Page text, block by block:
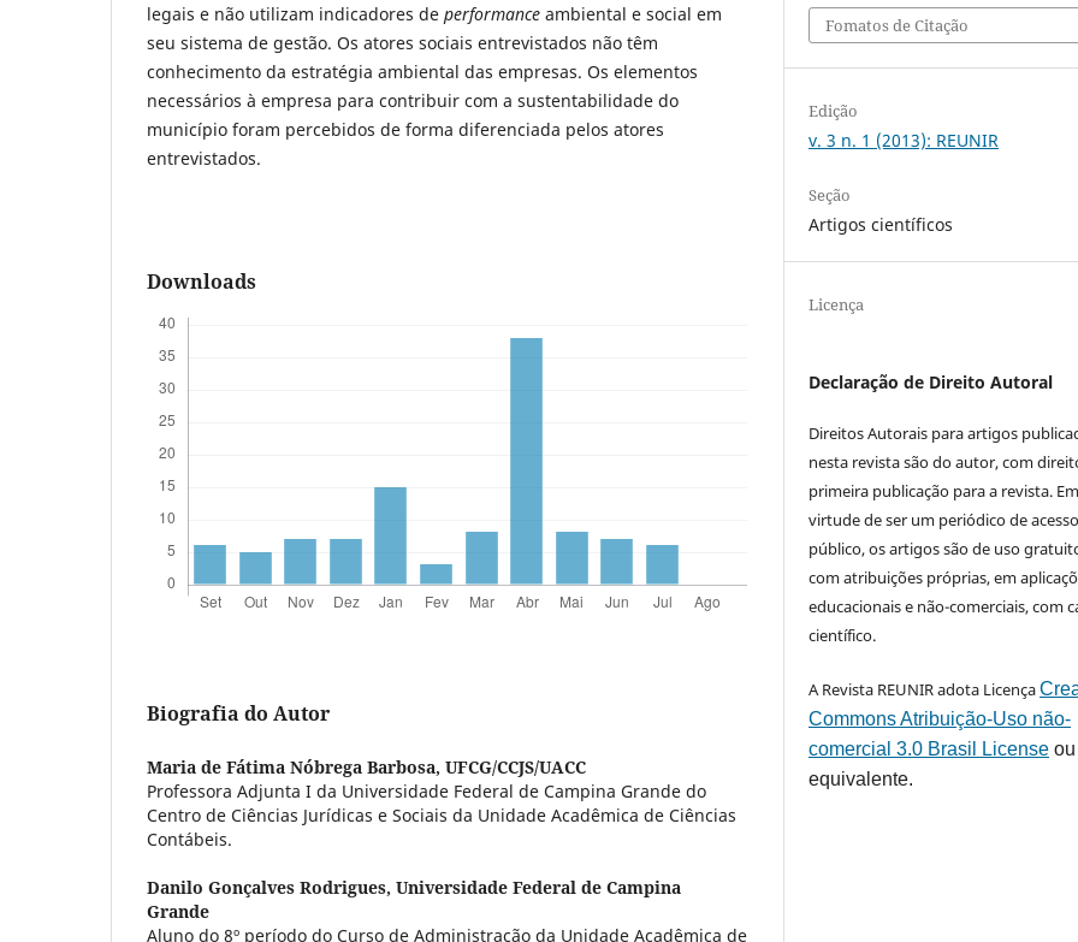
legais e não utilizam indicadores de performance ambiental e social em
seu sistema de gestão. Os atores sociais entrevistados não têm
conhecimento da estratégia ambiental das empresas. Os elementos
necessários à empresa para contribuir com a sustentabilidade do
município foram percebidos de forma diferenciada pelos atores
entrevistados.
Downloads
Biografia do Autor
Maria de Fátima Nóbrega Barbosa, UFCG/CCJS/UACC
Professora Adjunta I da Universidade Federal de Campina Grande do
Centro de Ciências Jurídicas e Sociais da Unidade Acadêmica de Ciências
Contábeis.
Danilo Gonçalves Rodrigues, Universidade Federal de Campina
Grande
Aluno do 8º período do Curso de Administração da Unidade Acadêmica de
Fomatos de Citação
Edição
v. 3 n. 1 (2013): REUNIR
Seção
Artigos científicos
Licença
Declaração de Direito Autoral
Direitos Autorais para artigos
nesta revista são do autor, com
primeira publicação para a revista. Em
virtude de ser um periódico de acesso
público, os artigos são de uso
com atribuições próprias, em
educacionais e não-comerciais, com
científico.
A Revista REUNIR adota Licença
Commons Atribuição-Uso não-
comercial 3.0 Brasil License
equivalente.